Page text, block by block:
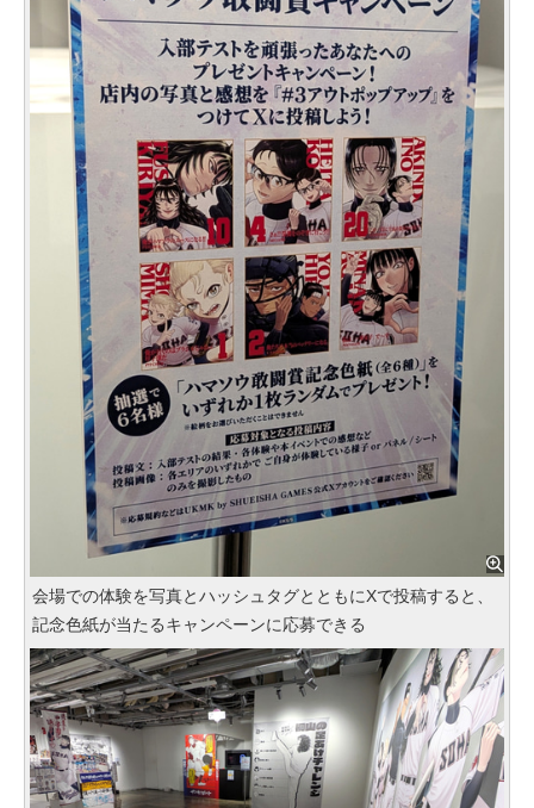
会場での体験を写真とハッシュタグとともにXで投稿すると、
記念色紙が当たるキャンペーンに応募できる